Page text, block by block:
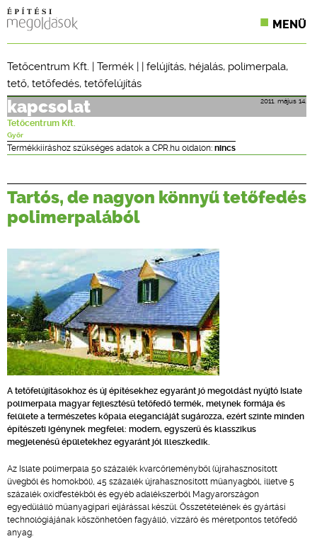
MENÜ
SZAKLAPOK
CPR TERMÉKKIÍRÁS
ÉPÍTÉSI JOG
ONLINE KÉPZÉSEK
TERVEZÉSI SEGÉDLETEK
Tetőcentrum Kft. | Termék | | felújítás, héjalás, polimerpala,
tető, tetőfedés, tetőfelújítás
2011. május 14.
kapcsolat
Tetőcentrum Kft.
Győr
Termékkiíráshoz szükséges adatok a CPR.hu oldalon: nincs
Tartós, de nagyon könnyű tetőfedés
polimerpalából
A tetőfelújításokhoz és új építésekhez egyaránt jó megoldást nyújtó Islate
polimerpala magyar fejlesztésű tetőfedő termék, melynek formája és
felülete a természetes kőpala eleganciáját sugározza, ezért szinte minden
építészeti igénynek megfelel: modern, egyszerű és klasszikus
megjelenésű épületekhez egyaránt jól illeszkedik.
Az Islate polimerpala 50 százalék kvarcőrleményből (újrahasznosított
üvegből és homokból), 45 százalék újrahasznosított műanyagból, illetve 5
százalék oxidfestékből és egyéb adalékszerből Magyarországon
egyedülálló műanyagipari eljárással készül. Összetételének és gyártási
technológiájának köszönhetően fagyálló, vízzáró és méretpontos tetőfedő
anyag.